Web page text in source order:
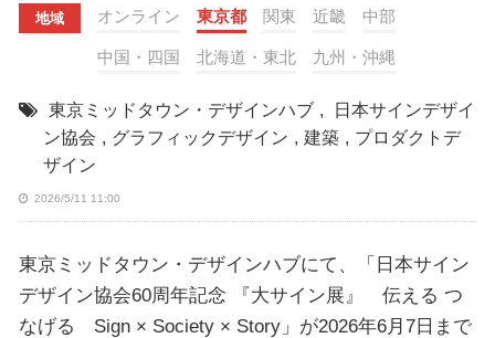
地域 オンライン 東京都 関東 近畿 中部
中国・四国 北海道・東北 九州・沖縄
東京ミッドタウン・デザインハブ ,
日本サインデザイ
ン協会 , グラフィックデザイン , 建築 , プロダクトデ
ザイン
2026/5/11 11:00
東京ミッドタウン・デザインハブにて、「日本サイン
デザイン協会60周年記念 『大サイン展』 伝える つ
なげる Sign × Society × Story」が2026年6月7日まで